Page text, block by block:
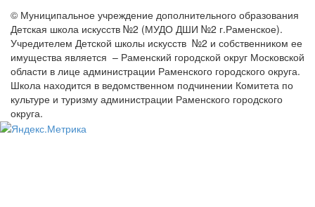
© Муниципальное учреждение дополнительного образования
Детская школа искусств №2 (МУДО ДШИ №2 г.Раменское).
Учредителем Детской школы искусств №2 и собственником ее
имущества является – Раменский городской округ Московской
области в лице администрации Раменского городского округа.
Школа находится в ведомственном подчинении Комитета по
культуре и туризму администрации Раменского городского
округа.